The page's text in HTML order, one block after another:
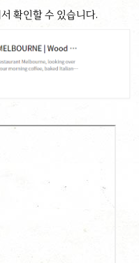
확인할 수 있습니다.